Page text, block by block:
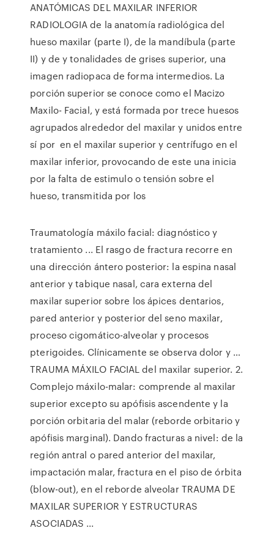
ANATÓMICAS DEL MAXILAR INFERIOR
RADIOLOGIA de la anatomía radiológica del
hueso maxilar (parte I), de la mandíbula (parte
II) y de y tonalidades de grises superior, una
imagen radiopaca de forma intermedios. La
porción superior se conoce como el Macizo
Maxilo- Facial, y está formada por trece huesos
agrupados alrededor del maxilar y unidos entre
sí por en el maxilar superior y centrífugo en el
maxilar inferior, provocando de este una inicia
por la falta de estimulo o tensión sobre el
hueso, transmitida por los
Traumatología máxilo facial: diagnóstico y
tratamiento ... El rasgo de fractura recorre en
una dirección ántero posterior: la espina nasal
anterior y tabique nasal, cara externa del
maxilar superior sobre los ápices dentarios,
pared anterior y posterior del seno maxilar,
proceso cigomático-alveolar y procesos
pterigoides. Clínicamente se observa dolor y …
TRAUMA MÁXILO FACIAL del maxilar superior. 2.
Complejo máxilo-malar: comprende al maxilar
superior excepto su apófisis ascendente y la
porción orbitaria del malar (reborde orbitario y
apófisis marginal). Dando fracturas a nivel: de la
región antral o pared anterior del maxilar,
impactación malar, fractura en el piso de órbita
(blow-out), en el reborde alveolar TRAUMA DE
MAXILAR SUPERIOR Y ESTRUCTURAS
ASOCIADAS ...